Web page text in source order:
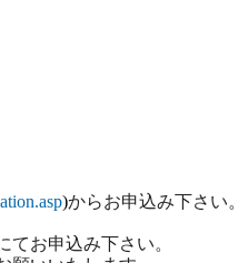
)からお申込み下さい。
お申込み下さい。